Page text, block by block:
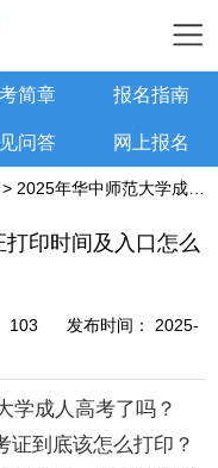
简章 报名指南
问答 网上报名
> 2025年华中师范大学成考准考证打印时间及入口怎么查？
印时间及入口怎么
103 发布时间：
2025-
学成人高考了吗？
证到底该怎么打印？